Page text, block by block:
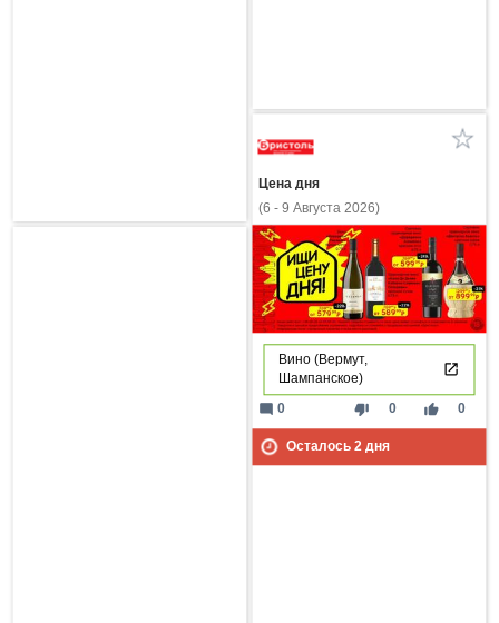
Цена дня
(6 - 9 Августа 2026)
Вино (Вермут,
Шампанское)
thumb_down 0 thumb_up 0
mode_comment 0
Осталось 2дня